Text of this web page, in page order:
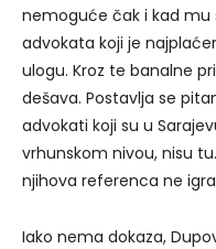
nemoguće čak i kad mu
advokata koji je
ulogu. Kroz te banalne
dešava. Postavlja se
advokati koji su u
vrhunskom nivou, nisu
njihova referenca ne
Iako nema dokaza,